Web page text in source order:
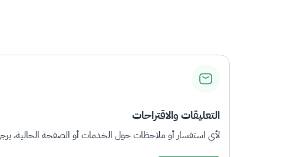
التعليقات والاقتراحات
لأي استفسار أو ملاحظات حول الخدمات أو الصفحة الحالية،